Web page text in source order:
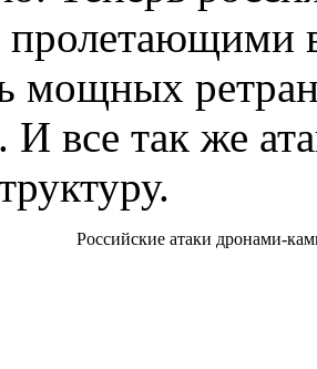
мощных
И все так же
Российские атаки дронами-